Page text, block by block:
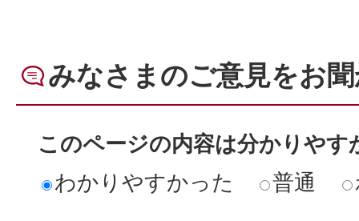
みなさまのご意見をお
このページの内容は分かりやす
わかりやすかった
普通